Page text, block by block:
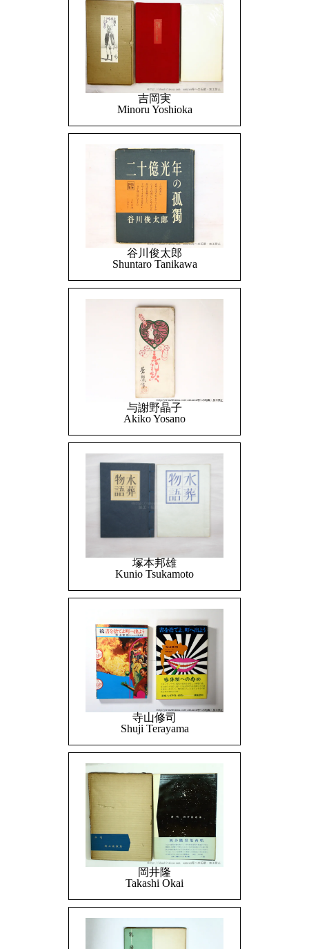
吉岡実
Minoru Yoshioka
谷川俊太郎
Shuntaro Tanikawa
与謝野晶子
Akiko Yosano
塚本邦雄
Kunio Tsukamoto
寺山修司
Shuji Terayama
岡井隆
Takashi Okai